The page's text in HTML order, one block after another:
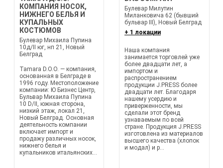
КОМПАНИЯ НОСОК,
НИЖНЕГО БЕЛЬЯ И
КУПАЛЬНЫХ
КОСТЮМОВ
Булевар Михаила Пупина
10д/II юг, нп 21, Новый
Белград
Tamara D.O.O. — компания,
основанная в Белграде в
1996 году. Местоположение
компании: Ю Бизнес Центр,
Бульвар Михаила Пупина
10 D/II, южная сторона,
низкий этаж, локал 21,
Новый Белград. Основная
деятельность компании
включает импорт и
продажу различных носок,
нижнего белья и
купальников итальянских...
Булевар Милутин
Миланковича 62 (бывший
бульвар III), Новый Белград
+ 1 локации
Наша компания
занимается торговлей уже
более двадцати лет, а
импортом и
распространением
продукции J.PRESS более
двадцати лет. Благодаря
нашему усердию и
приверженности, мы
сделали этот бренд
узнаваемым по всей
стране. Продукция J.PRESS
изготовлена из материалов
высшего качества (хлопок
и модал) и р...